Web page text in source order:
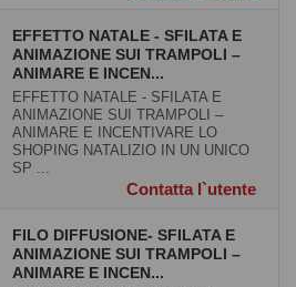
EFFETTO NATALE - SFILATA E
ANIMAZIONE SUI TRAMPOLI –
ANIMARE E INCEN...
EFFETTO NATALE - SFILATA E
ANIMAZIONE SUI TRAMPOLI –
ANIMARE E INCENTIVARE LO
SHOPING NATALIZIO IN UN UNICO
SP ...
Contatta l`utente
FILO DIFFUSIONE- SFILATA E
ANIMAZIONE SUI TRAMPOLI –
ANIMARE E INCEN...